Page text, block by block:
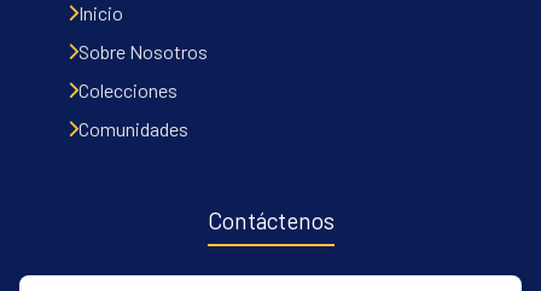
Inicio
Sobre Nosotros
Colecciones
Comunidades
Contáctenos